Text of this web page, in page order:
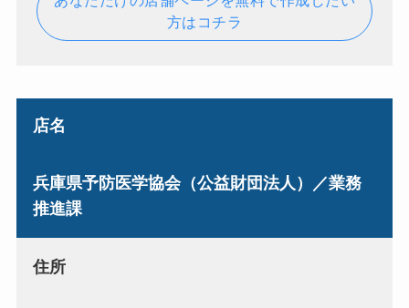
方はコチラ
店名
兵庫県予防医学協会（公益財団法人）／業務
推進課
住所